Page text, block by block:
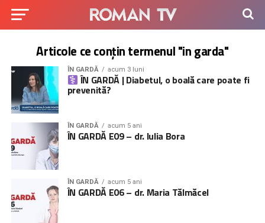
Articole ce conțin termenul "in garda"
ÎN GARDĂ acum 3 luni
ÎN GARDĂ | Diabetul, o boală care poate fi
prevenită?
ÎN GARDĂ acum 5 ani
ÎN GARDĂ E09 – dr. Iulia Bora
ÎN GARDĂ acum 5 ani
ÎN GARDĂ E06 – dr. Maria Tălmăcel